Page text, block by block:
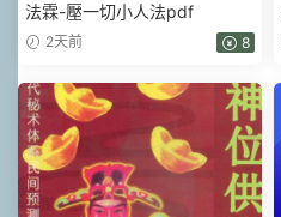
法霖-壓一切小人法pdf
2天前 8